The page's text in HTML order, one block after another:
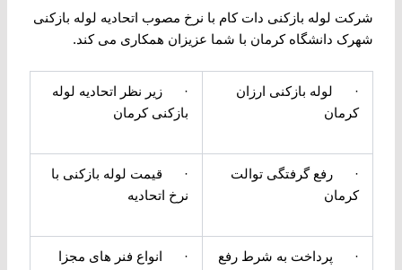
شرکت لوله بازکنی دات کام با نرخ مصوب اتحادیه لوله بازکنی
شهرک دانشگاه کرمان با شما عزیزان همکاری می کند.
· لوله بازکنی ارزان
کرمان
· زیر نظر اتحادیه لوله
بازکنی کرمان
· رفع گرفتگی توالت
کرمان
· قیمت لوله بازکنی با
نرخ اتحادیه
· پرداخت به شرط رفع
· انواع فنر های مجزا